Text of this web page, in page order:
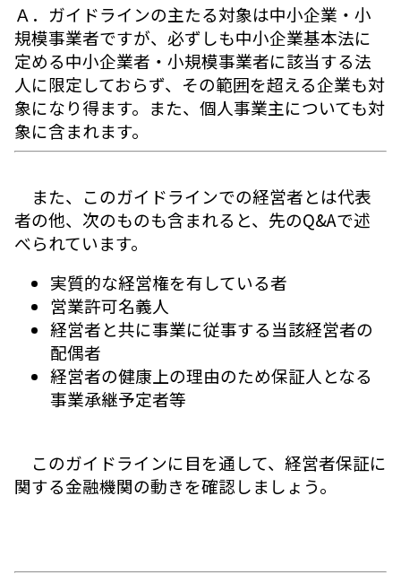
Ａ．ガイドラインの主たる対象は中小企業・小
規模事業者ですが、必ずしも中小企業基本法に
定める中小企業者・小規模事業者に該当する法
人に限定しておらず、その範囲を超える企業も対
象になり得ます。また、個人事業主についても対
象に含まれます。
また、このガイドラインでの経営者とは代表
者の他、次のものも含まれると、先のQ&Aで述
べられています。
実質的な経営権を有している者
営業許可名義人
経営者と共に事業に従事する当該経営者の
配偶者
経営者の健康上の理由のため保証人となる
事業承継予定者等
このガイドラインに目を通して、経営者保証に
関する金融機関の動きを確認しましょう。